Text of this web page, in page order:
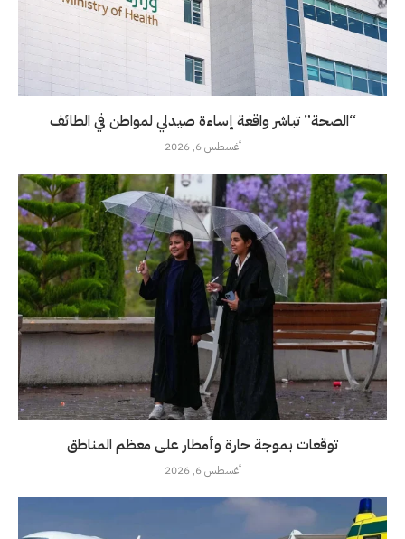
“الصحة” تباشر واقعة إساءة صيدلي لمواطن في الطائف
أغسطس 6, 2026
توقعات بموجة حارة وأمطار على معظم المناطق
أغسطس 6, 2026